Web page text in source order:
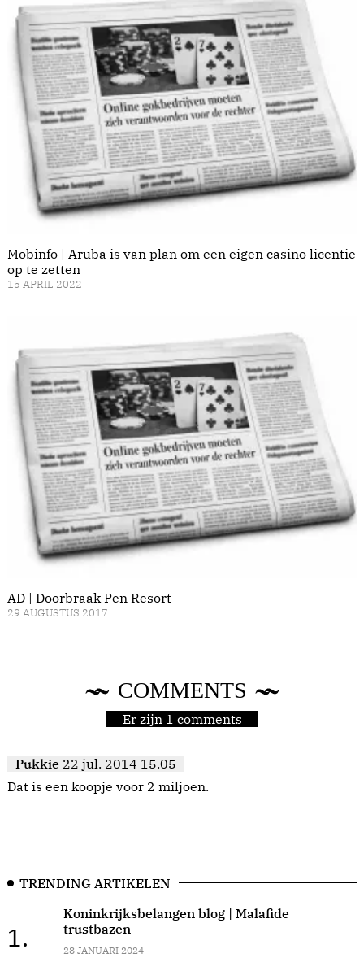
Mobinfo | Aruba is van plan om een eigen casino licentie
op te zetten
15 APRIL 2022
AD | Doorbraak Pen Resort
29 AUGUSTUS 2017
COMMENTS
Er zijn 1 comments
Pukkie 22 jul. 2014 15.05
Dat is een koopje voor 2 miljoen.
TRENDING ARTIKELEN
1.
Koninkrijksbelangen blog | Malafide
trustbazen
28 JANUARI 2024